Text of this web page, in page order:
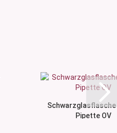
Schwarzglasflasche
Pipette OV